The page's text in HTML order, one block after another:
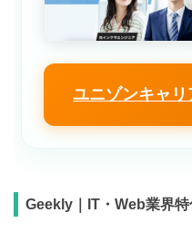
ユニゾンキャ
Geekly｜IT・Web業界